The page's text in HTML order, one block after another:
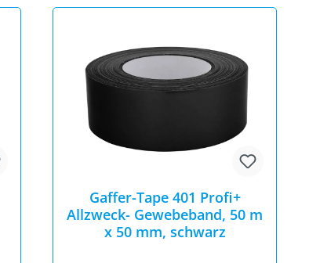
Gaffer-Tape 401 Profi+
Allzweck- Gewebeband, 50 m
x 50 mm, schwarz